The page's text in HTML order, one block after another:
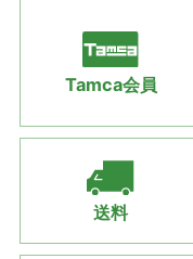
Tamca会員
送料